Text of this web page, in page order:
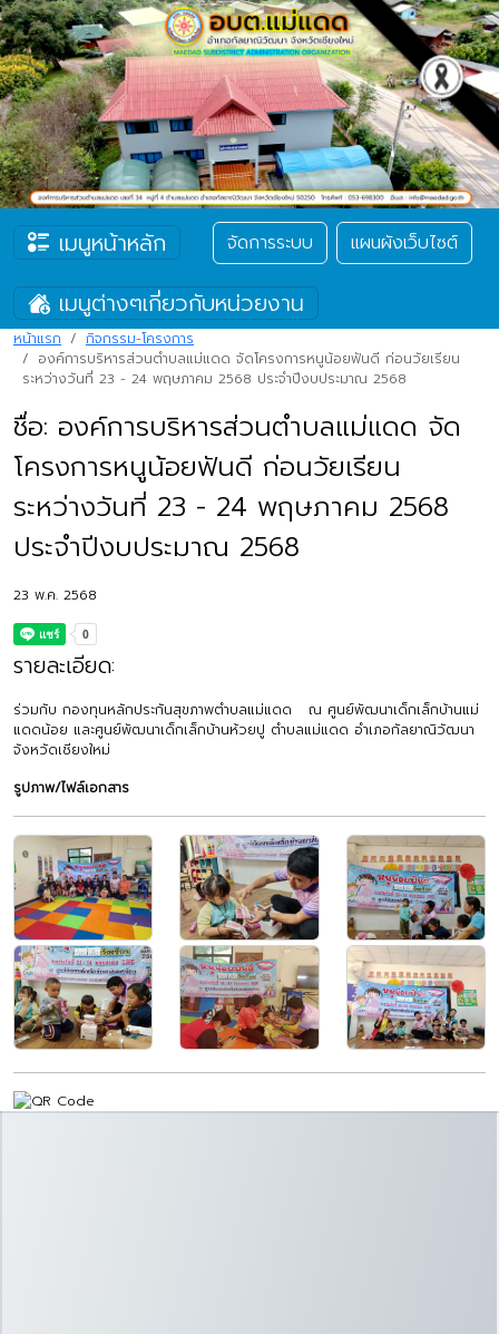
เมนูหน้าหลัก จัดการระบบ แผนผังเว็บไซต์
เมนูต่างๆเกี่ยวกับหน่วยงาน
หน้าแรก
กิจกรรม-โครงการ
องค์การบริหารส่วนตำบลแม่แดด จัดโครงการหนูน้อยฟันดี ก่อนวัยเรียน
ระหว่างวันที่ 23 - 24 พฤษภาคม 2568 ประจำปีงบประมาณ 2568
ชื่อ: องค์การบริหารส่วนตำบลแม่แดด จัด
โครงการหนูน้อยฟันดี ก่อนวัยเรียน
ระหว่างวันที่ 23 - 24 พฤษภาคม 2568
ประจำปีงบประมาณ 2568
23 พ.ค. 2568
รายละเอียด:
ร่วมกับ กองทุนหลักประกันสุขภาพตำบลแม่แดด ณ ศูนย์พัฒนาเด็กเล็กบ้านแม่
แดดน้อย และศูนย์พัฒนาเด็กเล็กบ้านห้วยปู ตำบลแม่แดด อำเภอกัลยาณิวัฒนา
จังหวัดเชียงใหม่
รูปภาพ/ไฟล์เอกสาร